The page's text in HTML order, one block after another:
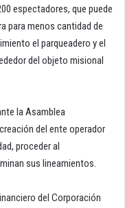
espectadores, que puede
para menos cantidad de
el parqueadero y el
del objeto misional
la Asamblea
del ente operador
proceder al
sus lineamientos.
del Corporación